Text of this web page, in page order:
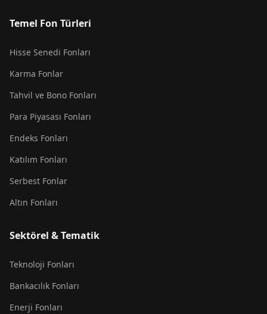
Temel Fon Türleri
Hisse Senedi Fonları
Karma Fonlar
Tahvil ve Bono Fonları
Para Piyasası Fonları
Endeks Fonları
Katılım Fonları
Serbest Fonlar
Altın Fonları
Sektörel & Tematik
Teknoloji Fonları
Bankacılık Fonları
Enerji Fonları